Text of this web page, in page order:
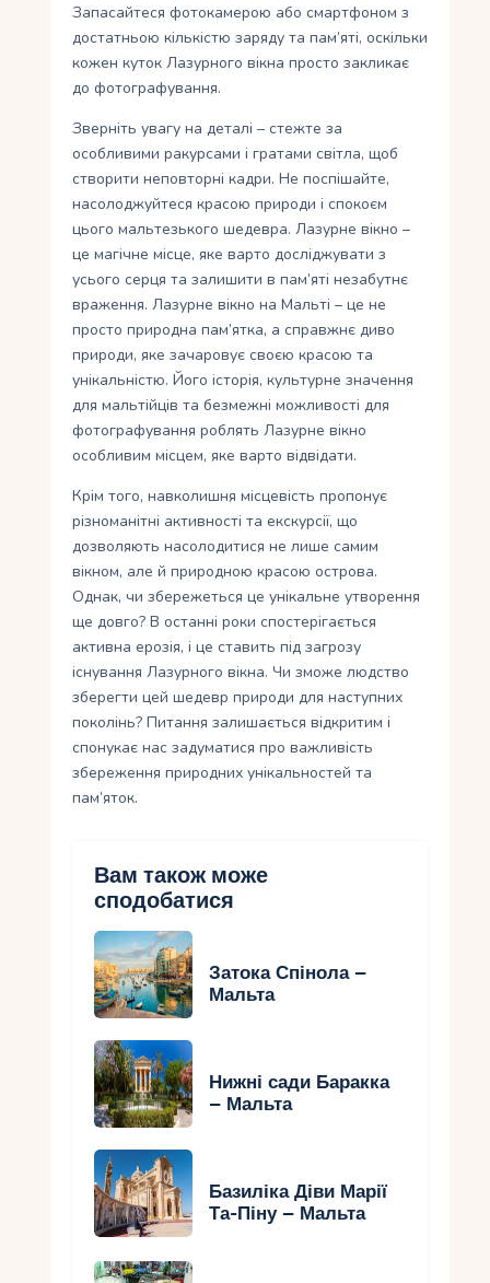
Запасайтеся фотокамерою або смартфоном з
достатньою кількістю заряду та пам’яті, оскільки
кожен куток Лазурного вікна просто закликає
до фотографування.
Зверніть увагу на деталі – стежте за
особливими ракурсами і гратами світла, щоб
створити неповторні кадри. Не поспішайте,
насолоджуйтеся красою природи і спокоєм
цього мальтезького шедевра. Лазурне вікно –
це магічне місце, яке варто досліджувати з
усього серця та залишити в пам’яті незабутнє
враження. Лазурне вікно на Мальті – це не
просто природна пам’ятка, а справжнє диво
природи, яке зачаровує своєю красою та
унікальністю. Його історія, культурне значення
для мальтійців та безмежні можливості для
фотографування роблять Лазурне вікно
особливим місцем, яке варто відвідати.
Крім того, навколишня місцевість пропонує
різноманітні активності та екскурсії, що
дозволяють насолодитися не лише самим
вікном, але й природною красою острова.
Однак, чи збережеться це унікальне утворення
ще довго? В останні роки спостерігається
активна ерозія, і це ставить під загрозу
існування Лазурного вікна. Чи зможе людство
зберегти цей шедевр природи для наступних
поколінь? Питання залишається відкритим і
спонукає нас задуматися про важливість
збереження природних унікальностей та
пам’яток.
Вам також може
сподобатися
Затока Спінола –
Мальта
Нижні сади Баракка
– Мальта
Базиліка Діви Марії
Та-Піну – Мальта